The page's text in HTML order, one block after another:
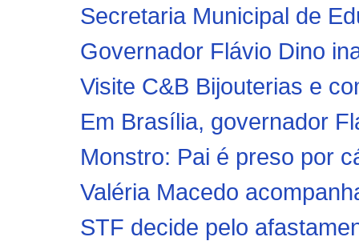
Secretaria Municipal de
Governador Flávio Dino
Visite C&B Bijouterias e
Em Brasília, governador
Monstro: Pai é preso por
Valéria Macedo
STF decide pelo